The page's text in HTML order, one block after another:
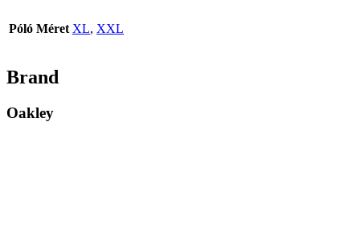
Póló Méret XL, XXL
Brand
Oakley